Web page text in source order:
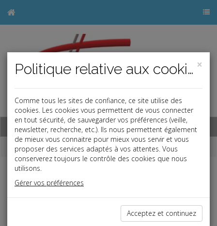
Base documentaire
Dépêches
Social, Paye
PLAFOND DE LA SÉCURITÉ SOCIALE 2020
×
Politique relative aux cookies
Comme tous les sites de confiance, ce site utilise des
cookies. Les cookies vous permettent de vous connecter
en tout sécurité, de sauvegarder vos préférences (veille,
newsletter, recherche, etc.). Ils nous permettent également
de mieux vous connaitre pour mieux vous servir et vous
proposer des services adaptés à vos attentes. Vous
conserverez toujours le contrôle des cookies que nous
utilisons.
Gérer vos préférences
Acceptez et continuez